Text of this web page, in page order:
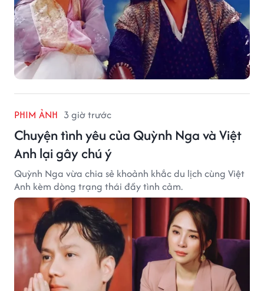
PHIM ẢNH 3 giờ trước
Chuyện tình yêu của Quỳnh Nga và Việt
Anh lại gây chú ý
Quỳnh Nga vừa chia sẻ khoảnh khắc du lịch cùng Việt
Anh kèm dòng trạng thái đầy tình cảm.